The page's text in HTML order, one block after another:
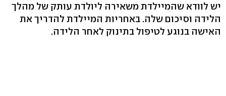
יש לוודא שהמיילדת משאירה ליולדת עותק של מהלך
הלידה וסיכום שלה. באחריות המיילדת להדריך את
האישה בנוגע לטיפול בתינוק לאחר הלידה.